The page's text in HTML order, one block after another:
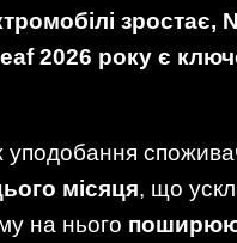
зростає,
2026 року є
уподобання
місяця, що
на нього